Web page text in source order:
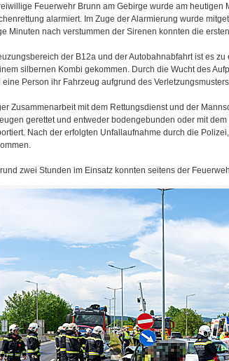
Feuerwehr Brunn am Gebirge wurde am
alarmiert. Im Zuge der Alarmierung wurde
Minuten nach verstummen der Sirenen konnten die
der B12a und der Autobahnabfahrt ist es
silbernen Kombi gekommen. Durch die Wucht des
eine Person ihr Fahrzeug aufgrund des
Zusammenarbeit mit dem Rettungsdienst und der
gerettet und entweder bodengebunden oder mit
Nach der erfolgten Unfallaufnahme durch die
zwei Stunden im Einsatz konnten seitens der